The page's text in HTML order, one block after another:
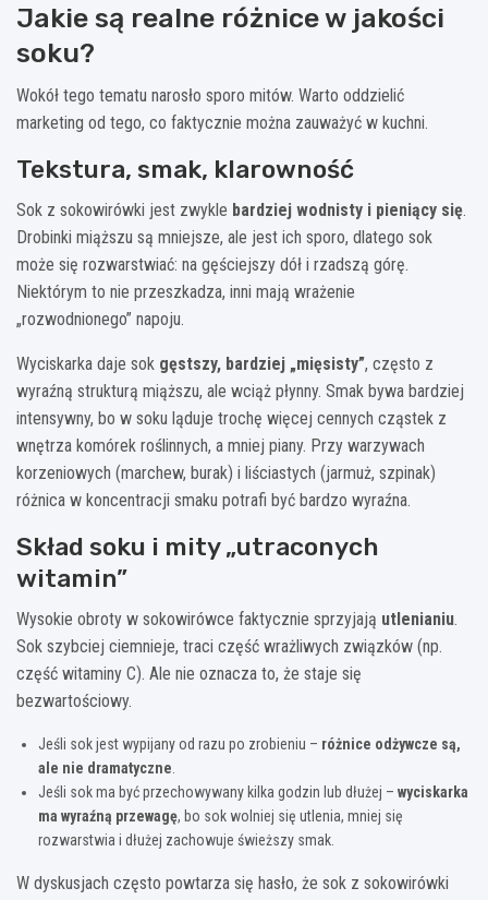
Jakie są realne różnice w jakości
soku?
Wokół tego tematu narosło sporo mitów. Warto oddzielić
marketing od tego, co faktycznie można zauważyć w kuchni.
Tekstura, smak, klarowność
Sok z sokowirówki jest zwykle bardziej wodnisty i pieniący się.
Drobinki miąższu są mniejsze, ale jest ich sporo, dlatego sok
może się rozwarstwiać: na gęściejszy dół i rzadszą górę.
Niektórym to nie przeszkadza, inni mają wrażenie
„rozwodnionego” napoju.
Wyciskarka daje sok gęstszy, bardziej „mięsisty”, często z
wyraźną strukturą miąższu, ale wciąż płynny. Smak bywa bardziej
intensywny, bo w soku ląduje trochę więcej cennych cząstek z
wnętrza komórek roślinnych, a mniej piany. Przy warzywach
korzeniowych (marchew, burak) i liściastych (jarmuż, szpinak)
różnica w koncentracji smaku potrafi być bardzo wyraźna.
Skład soku i mity „utraconych
witamin”
Wysokie obroty w sokowirówce faktycznie sprzyjają utlenianiu.
Sok szybciej ciemnieje, traci część wrażliwych związków (np.
część witaminy C). Ale nie oznacza to, że staje się
bezwartościowy.
Jeśli sok jest wypijany od razu po zrobieniu – różnice odżywcze są,
ale nie dramatyczne
Jeśli sok ma być przechowywany kilka godzin lub dłużej – wyciskarka
ma wyraźną przewagę, bo sok wolniej się utlenia, mniej się
rozwarstwia i dłużej zachowuje świeższy smak.
W dyskusjach często powtarza się hasło, że sok z sokowirówki